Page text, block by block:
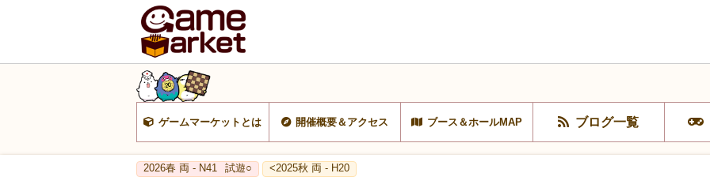
ゲームマーケットとは 開催概要＆アクセス ブース＆ホールMAP ブログ一覧
2026春 両 - N41 試遊○ <2025秋 両 - H20